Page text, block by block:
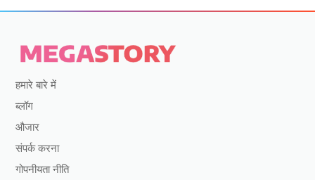
हमारे बारे में
ब्लॉग
औजार
संपर्क करना
गोपनीयता नीति